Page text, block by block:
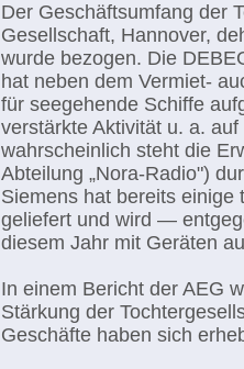
Der Geschäftsumfang der
Gesellschaft, Hannover,
wurde bezogen. Die
hat neben dem Vermiet-
für seegehende Schiffe
verstärkte Aktivität u. a.
wahrscheinlich steht die
Abteilung „Nora-Radio")
Siemens hat bereits einige
geliefert und wird —
diesem Jahr mit Geräten
In einem Bericht der AEG
Stärkung der
Geschäfte haben sich